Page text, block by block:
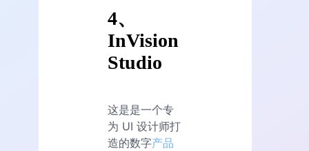
4、
InVision
Studio
这是是一个专
为 UI 设计师打
造的数字产品